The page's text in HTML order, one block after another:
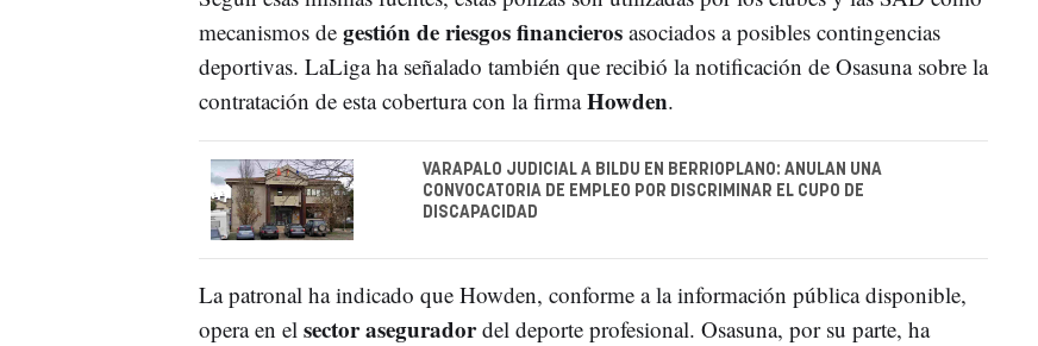
mecanismos de gestión de riesgos financierosasociados a posibles contingencias
deportivas. LaLiga ha señalado también que recibió la notificación de Osasuna sobre la
contratación de esta cobertura con la firmaHowden.
VARAPALO JUDICIAL A BILDU EN BERRIOPLANO: ANULAN UNA
CONVOCATORIA DE EMPLEO POR DISCRIMINAR EL CUPO DE
DISCAPACIDAD
La patronal ha indicado que Howden, conforme a la información pública disponible,
opera en el sector aseguradordel deporte profesional. Osasuna, por su parte, ha